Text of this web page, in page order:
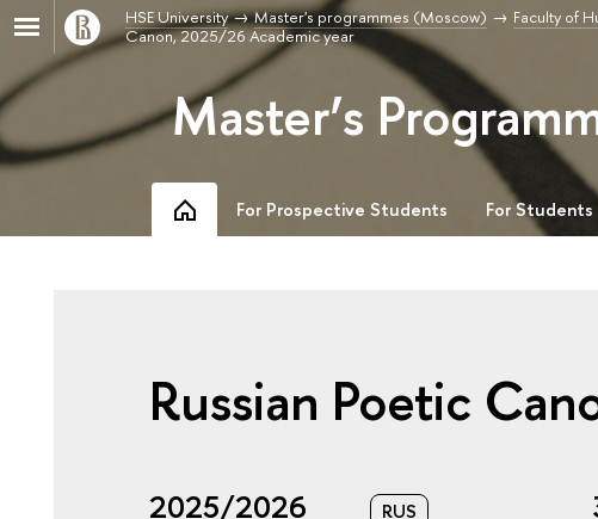
HSE University Master's programmes (Moscow) Faculty of
Canon, 2025/26 Academic year
Master’s
For Prospective Students For Students
Russian Poetic
2025/2026 RUS